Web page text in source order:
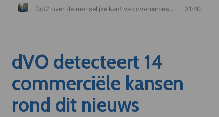
dVO detecteert 14
commerciële kansen
rond dit nieuws